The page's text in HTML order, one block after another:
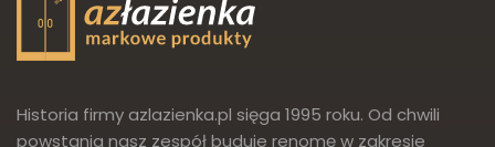
Historia firmy azlazienka.pl sięga 1995 roku. Od chwili
powstania nasz zespół buduje renomę w zakresie